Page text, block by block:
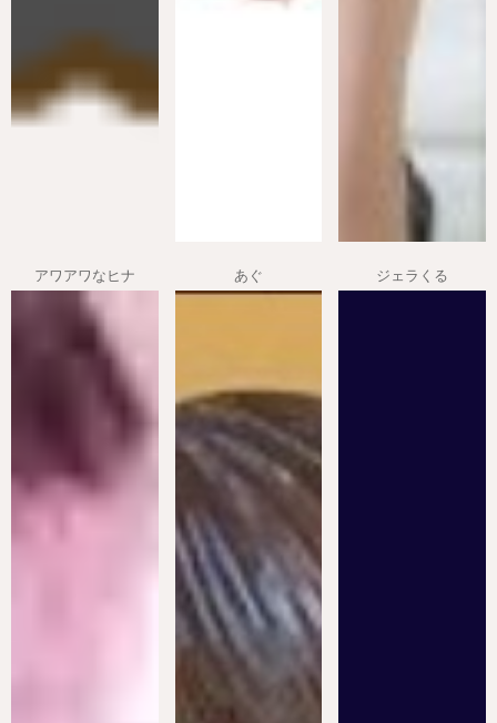
アワアワなヒナ あぐ ジェラくる